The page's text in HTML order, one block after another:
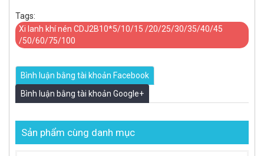
Tags:
Xi lanh khí nén CDJ2B10*5/10/15 /20/25/30/35/40/45
/50/60/75/100
Bình luận bằng tài khoản Facebook
Bình luận bằng tài khoản Google+
Sản phẩm cùng danh mục